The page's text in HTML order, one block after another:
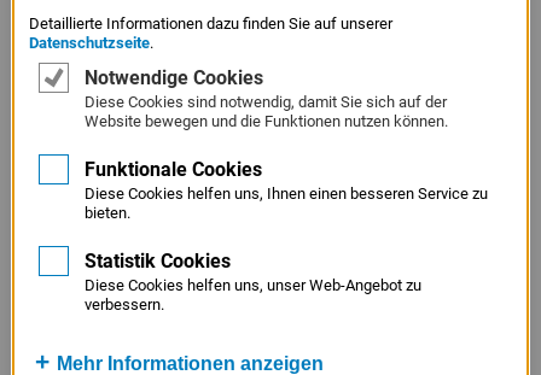
JAHRESBILANZ DER LFA: STARKES FÖRDERJAHR 2025
GRÜNDUNG, WACHSTUM UND TRANSFORMATION IN
BAYERN
Hier finden Sie Bilder zur LfA-Bilanzpressekonferenz zum
Geschäftsjahr 2025
Detaillierte Informationen dazu finden Sie auf unserer
Datenschutzseite.
Notwendige Cookies
Diese Cookies sind notwendig, damit Sie sich auf der
Website bewegen und die Funktionen nutzen können.
Funktionale Cookies
Diese Cookies helfen uns, Ihnen einen besseren Service zu
bieten.
Statistik Cookies
Diese Cookies helfen uns, unser Web-Angebot zu
verbessern.
Mehr Informationen anzeigen